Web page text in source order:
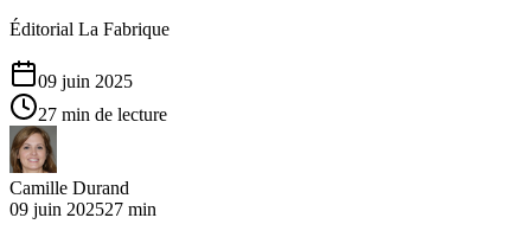
Éditorial La Fabrique
09 juin 2025
27 min de lecture
Camille Durand
09 juin 202527 min